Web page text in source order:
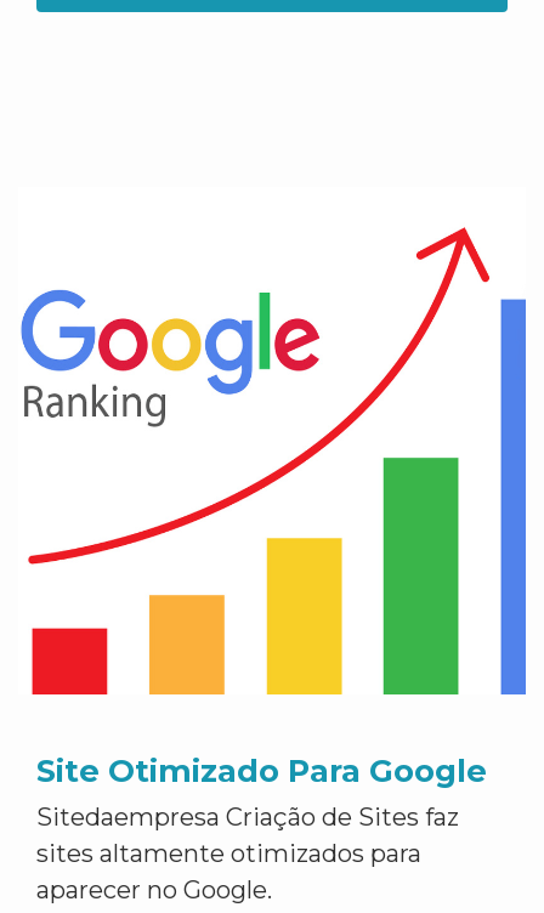
Site Otimizado Para Google
Sitedaempresa Criação de Sites faz
sites altamente otimizados para
aparecer no Google.